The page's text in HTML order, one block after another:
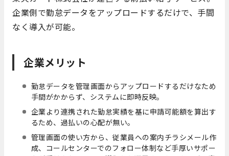
企業側で勤怠データをアップロードするだけで、手間
なく導入が可能。
企業メリット
勤怠データを管理画面からアップロードするだけなため
手間がかからず、システムに即時反映。
企業より連携された勤怠実績を基に申請可能額を算出す
るため、過払いの心配が無い。
管理画面の使い方から、従業員への案内チラシメール作
成、コールセンターでのフォロー体制など手厚いサポー